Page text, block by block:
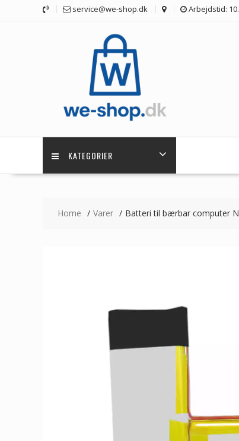
service@we-shop.dk Arbejdstid:
KATEGORIER
Home Varer Batteri til bærbar computer